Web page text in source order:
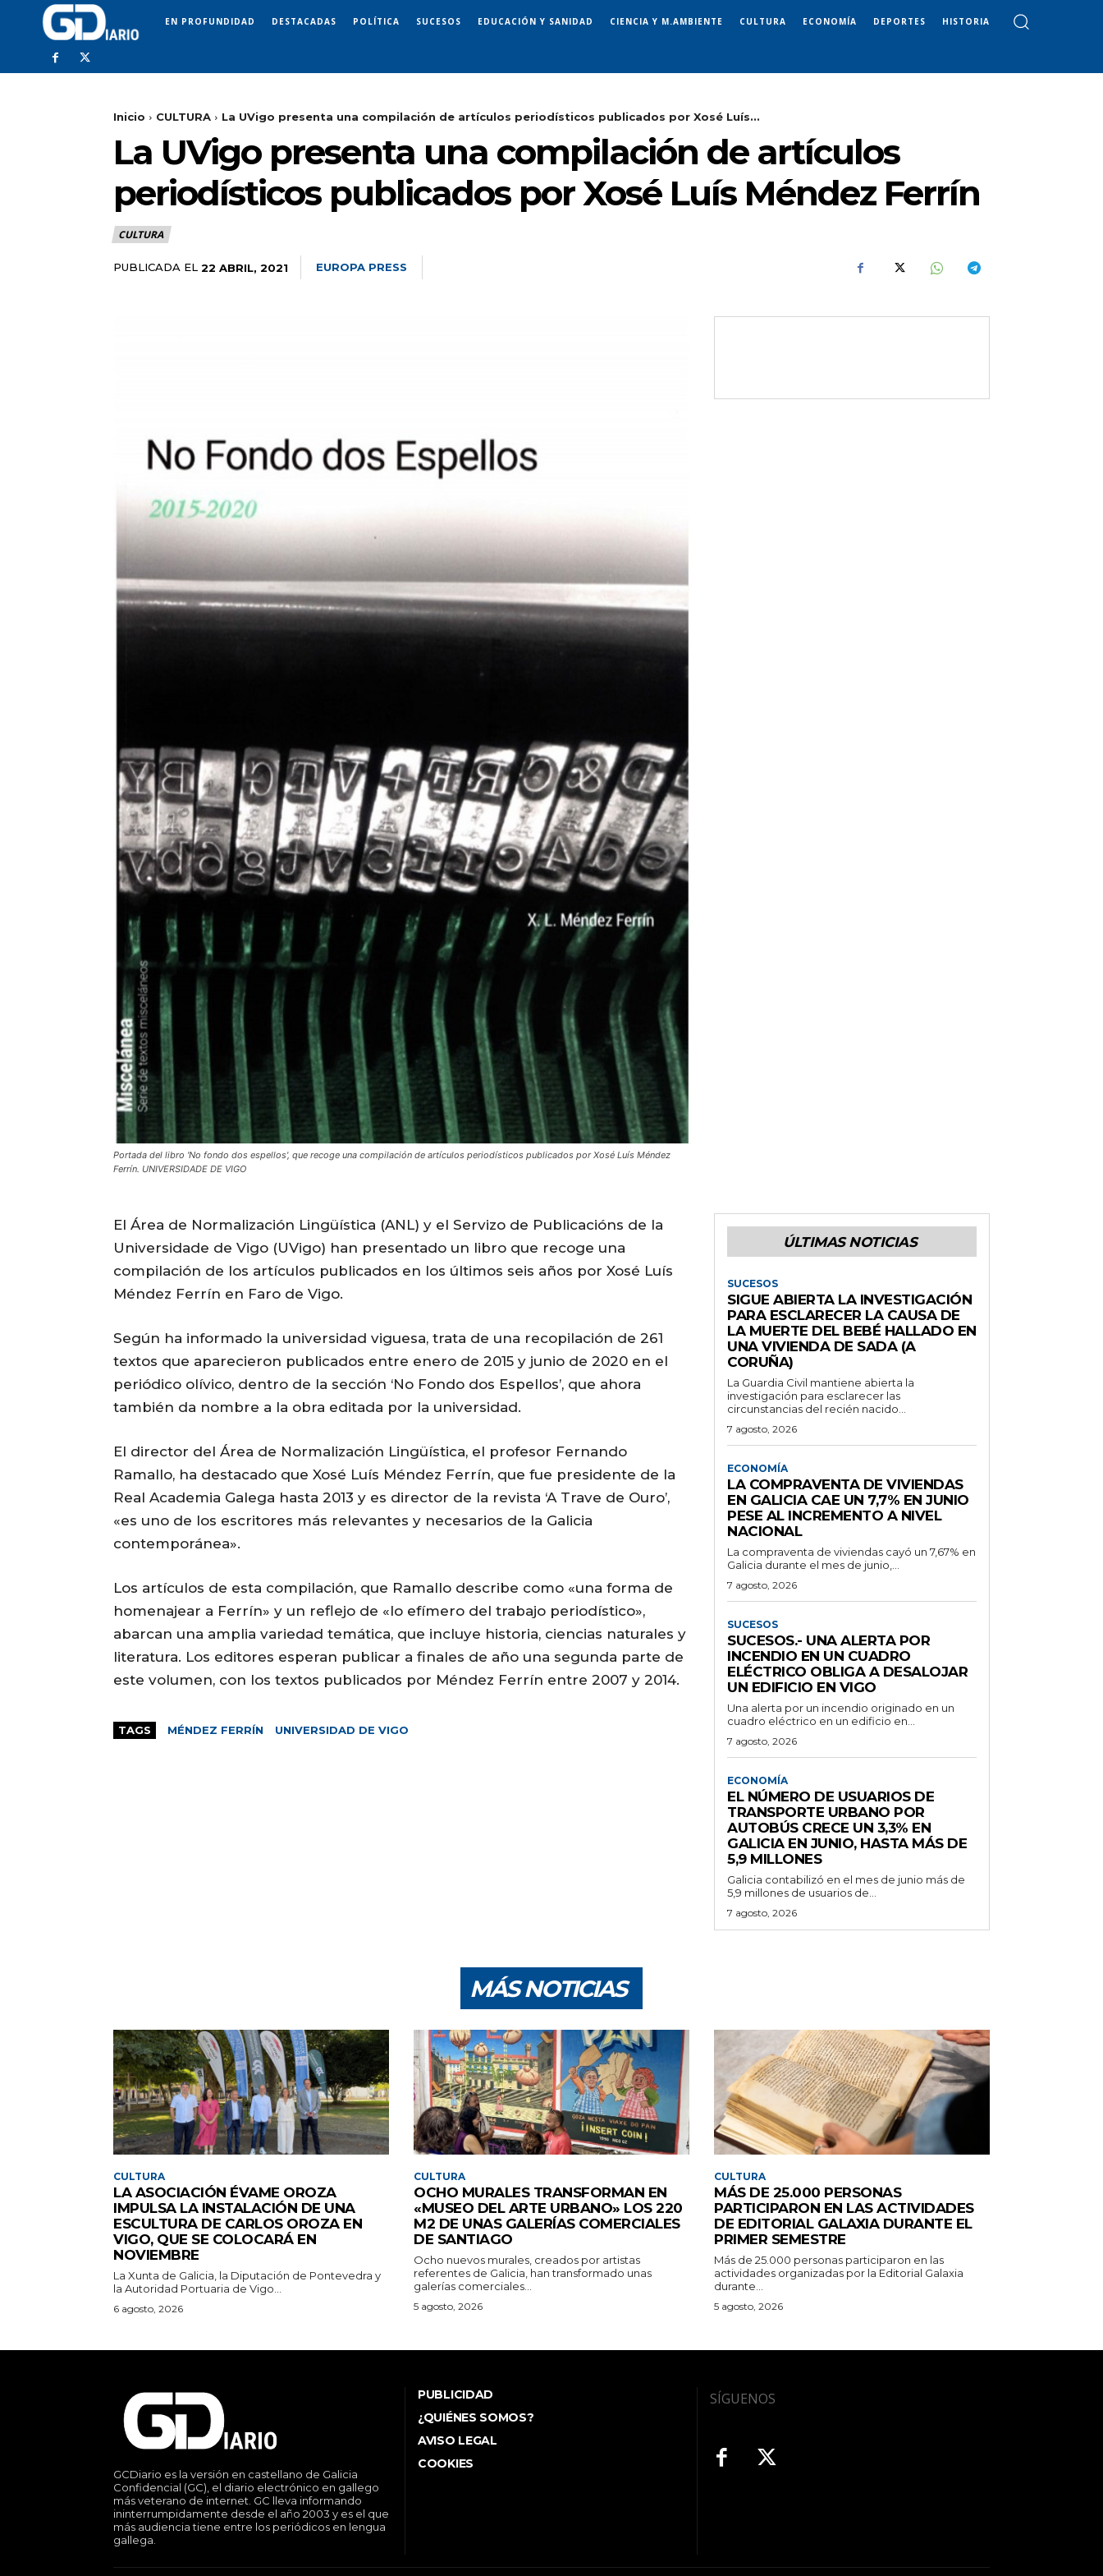
EN PROFUNDIDAD DESTACADAS POLÍTICA SUCESOS EDUCACIÓN Y SANIDAD CIENCIA Y M.AMBIENTE CULTURA ECONOMÍA DEPORTES HISTORIA
Inicio CULTURA La UVigo presenta una compilación de artículos periodísticos publicados por Xosé Luís...
La UVigo presenta una compilación de artículos
periodísticos publicados por Xosé Luís Méndez Ferrín
CULTURA
PUBLICADA EL 22 ABRIL, 2021 EUROPA PRESS
Portada del libro 'No fondo dos espellos', que recoge una compilación de artículos periodísticos publicados por Xosé Luís Méndez
Ferrín. UNIVERSIDADE DE VIGO
El Área de Normalización Lingüística (ANL) y el Servizo de Publicacións de la
Universidade de Vigo (UVigo) han presentado un libro que recoge una
compilación de los artículos publicados en los últimos seis años por Xosé Luís
Méndez Ferrín en Faro de Vigo.
Según ha informado la universidad viguesa, trata de una recopilación de 261
textos que aparecieron publicados entre enero de 2015 y junio de 2020 en el
periódico olívico, dentro de la sección ‘No Fondo dos Espellos’, que ahora
también da nombre a la obra editada por la universidad.
El director del Área de Normalización Lingüística, el profesor Fernando
Ramallo, ha destacado que Xosé Luís Méndez Ferrín, que fue presidente de la
Real Academia Galega hasta 2013 y es director de la revista ‘A Trave de Ouro’,
«es uno de los escritores más relevantes y necesarios de la Galicia
contemporánea».
Los artículos de esta compilación, que Ramallo describe como «una forma de
homenajear a Ferrín» y un reflejo de «lo efímero del trabajo periodístico»,
abarcan una amplia variedad temática, que incluye historia, ciencias naturales y
literatura. Los editores esperan publicar a finales de año una segunda parte de
este volumen, con los textos publicados por Méndez Ferrín entre 2007 y 2014.
TAGS MÉNDEZ FERRÍN UNIVERSIDAD DE VIGO
ÚLTIMAS NOTICIAS
SUCESOS
SIGUE ABIERTA LA INVESTIGACIÓN
PARA ESCLARECER LA CAUSA DE
LA MUERTE DEL BEBÉ HALLADO EN
UNA VIVIENDA DE SADA (A
CORUÑA)
La Guardia Civil mantiene abierta la
investigación para esclarecer las
circunstancias del recién nacido...
7 agosto, 2026
ECONOMÍA
LA COMPRAVENTA DE VIVIENDAS
EN GALICIA CAE UN 7,7% EN JUNIO
PESE AL INCREMENTO A NIVEL
NACIONAL
La compraventa de viviendas cayó un 7,67% en
Galicia durante el mes de junio,...
7 agosto, 2026
SUCESOS
SUCESOS.- UNA ALERTA POR
INCENDIO EN UN CUADRO
ELÉCTRICO OBLIGA A DESALOJAR
UN EDIFICIO EN VIGO
Una alerta por un incendio originado en un
cuadro eléctrico en un edificio en...
7 agosto, 2026
ECONOMÍA
EL NÚMERO DE USUARIOS DE
TRANSPORTE URBANO POR
AUTOBÚS CRECE UN 3,3% EN
GALICIA EN JUNIO, HASTA MÁS DE
5,9 MILLONES
Galicia contabilizó en el mes de junio más de
5,9 millones de usuarios de...
7 agosto, 2026
MÁS NOTICIAS
CULTURA
LA ASOCIACIÓN ÉVAME OROZA
IMPULSA LA INSTALACIÓN DE UNA
ESCULTURA DE CARLOS OROZA EN
VIGO, QUE SE COLOCARÁ EN
NOVIEMBRE
La Xunta de Galicia, la Diputación de Pontevedra y
la Autoridad Portuaria de Vigo...
6 agosto, 2026
CULTURA
OCHO MURALES TRANSFORMAN EN
«MUSEO DEL ARTE URBANO» LOS 220
M2 DE UNAS GALERÍAS COMERCIALES
DE SANTIAGO
Ocho nuevos murales, creados por artistas
referentes de Galicia, han transformado unas
galerías comerciales...
5 agosto, 2026
CULTURA
MÁS DE 25.000 PERSONAS
PARTICIPARON EN LAS ACTIVIDADES
DE EDITORIAL GALAXIA DURANTE EL
PRIMER SEMESTRE
Más de 25.000 personas participaron en las
actividades organizadas por la Editorial Galaxia
durante...
5 agosto, 2026
GCDiario es la versión en castellano de Galicia
Confidencial (GC), el diario electrónico en gallego
más veterano de internet. GC lleva informando
ininterrumpidamente desde el año 2003 y es el que
más audiencia tiene entre los periódicos en lengua
gallega.
PUBLICIDAD
¿QUIÉNES SOMOS?
AVISO LEGAL
COOKIES
SÍGUENOS